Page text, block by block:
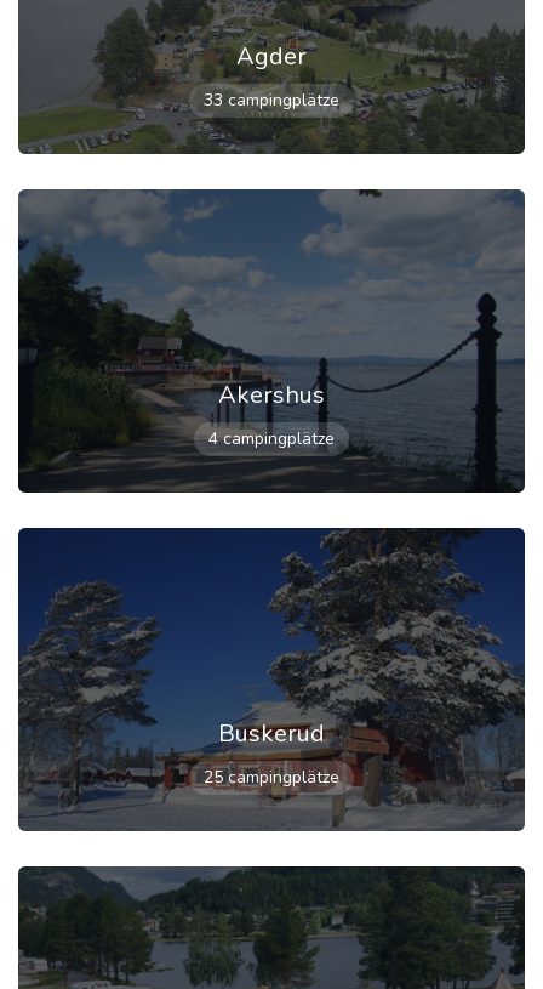
Agder
33 campingplätze
Akershus
4 campingplätze
Buskerud
25 campingplätze